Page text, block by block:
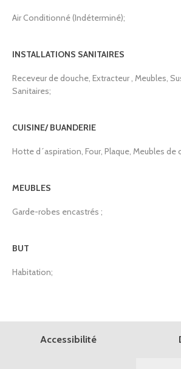
Air Conditionné (Indéterminé);
INSTALLATIONS SANITAIRES
Receveur de douche, Extracteur , Meubles,
Sanitaires;
CUISINE/ BUANDERIE
Hotte d´aspiration, Four, Plaque, Meubles de
MEUBLES
Garde-robes encastrés ;
BUT
Habitation;
Accessibilité